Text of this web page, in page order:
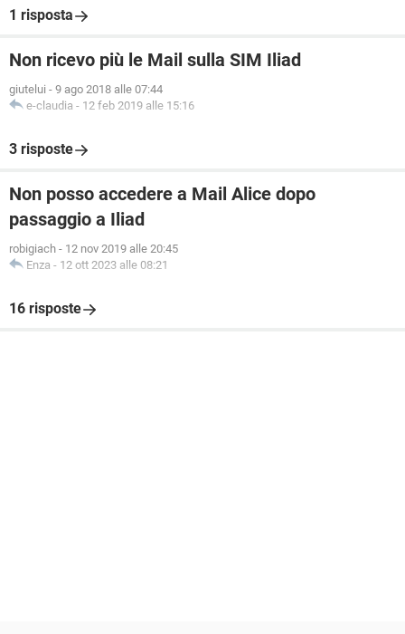
1 risposta
Non ricevo più le Mail sulla SIM Iliad
giutelui - 9 ago 2018 alle 07:44
e-claudia - 12 feb 2019 alle 15:16
3 risposte
Non posso accedere a Mail Alice dopo
passaggio a Iliad
robigiach - 12 nov 2019 alle 20:45
Enza - 12 ott 2023 alle 08:21
16 risposte